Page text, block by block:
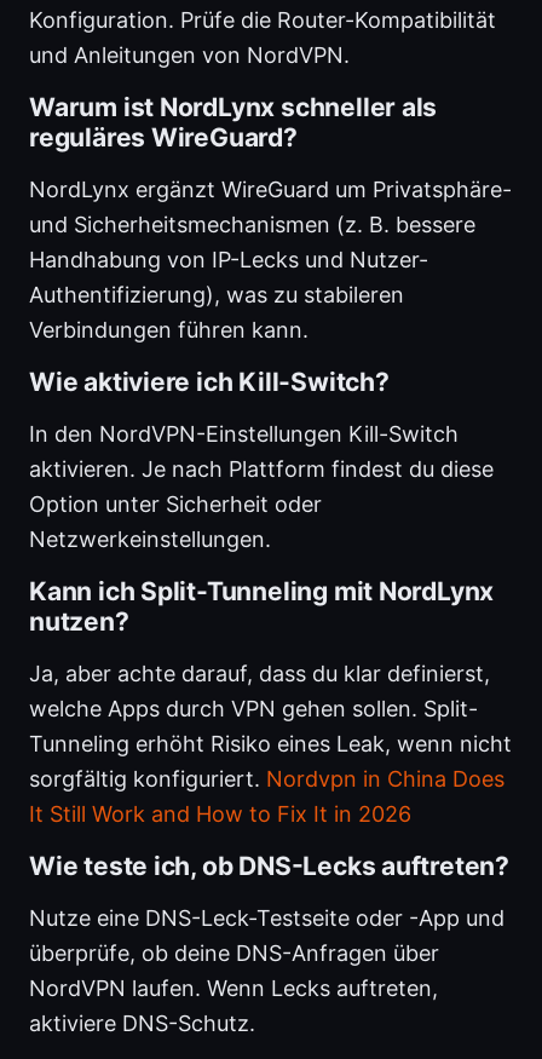
Konfiguration. Prüfe die Router-Kompatibilität
und Anleitungen von NordVPN.
Warum ist NordLynx schneller als
reguläres WireGuard?
NordLynx ergänzt WireGuard um Privatsphäre-
und Sicherheitsmechanismen (z. B. bessere
Handhabung von IP-Lecks und Nutzer-
Authentifizierung), was zu stabileren
Verbindungen führen kann.
Wie aktiviere ich Kill-Switch?
In den NordVPN-Einstellungen Kill-Switch
aktivieren. Je nach Plattform findest du diese
Option unter Sicherheit oder
Netzwerkeinstellungen.
Kann ich Split-Tunneling mit NordLynx
nutzen?
Ja, aber achte darauf, dass du klar definierst,
welche Apps durch VPN gehen sollen. Split-
Tunneling erhöht Risiko eines Leak, wenn nicht
sorgfältig konfiguriert. Nordvpn in China Does
It Still Work and How to Fix It in 2026
Wie teste ich, ob DNS-Lecks auftreten?
Nutze eine DNS-Leck-Testseite oder -App und
überprüfe, ob deine DNS-Anfragen über
NordVPN laufen. Wenn Lecks auftreten,
aktiviere DNS-Schutz.